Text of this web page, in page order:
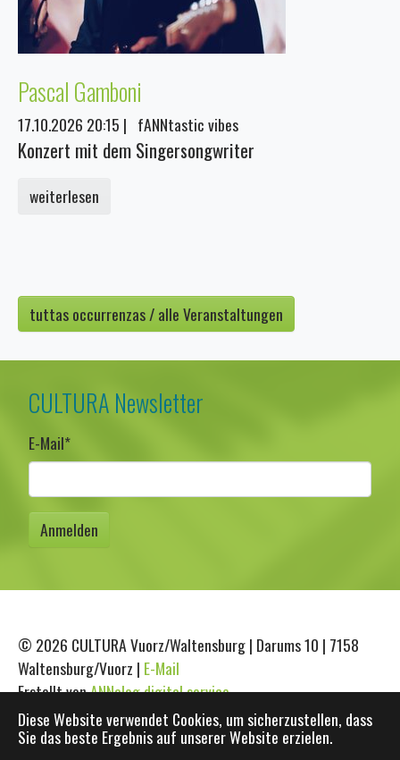
Diese Website verwendet Cookies, um sicherzustellen, dass
Sie das beste Ergebnis auf unserer Website erzielen.
Pascal Gamboni
17.10.2026 20:15 | fANNtastic vibes
Konzert mit dem Singersongwriter
weiterlesen
tuttas occurrenzas / alle Veranstaltungen
CULTURA Newsletter
E-Mail*
© 2026 CULTURA Vuorz/Waltensburg | Darums 10 | 7158
Waltensburg/Vuorz | E-Mail
Erstellt vonANNalog digital service
Impressum|Datenschutz| Interner Bereich